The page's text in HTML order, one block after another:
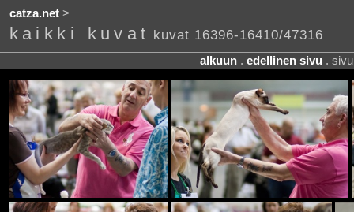
catza.net>
kaikki kuvat kuvat 16396-16410/47316
alkuun . edellinen sivu .